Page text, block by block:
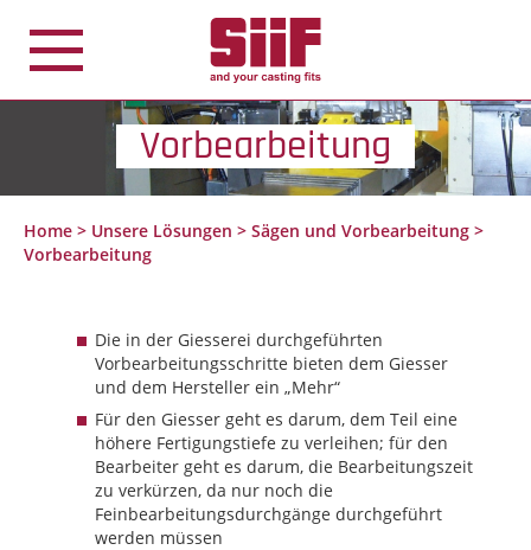
Vorbearbeitung
Home > Unsere Lösungen > Sägen und Vorbearbeitung >
Vorbearbeitung
Die in der Giesserei durchgeführten
Vorbearbeitungsschritte bieten dem Giesser
und dem Hersteller ein „Mehr“
Für den Giesser geht es darum, dem Teil eine
höhere Fertigungstiefe zu verleihen; für den
Bearbeiter geht es darum, die Bearbeitungszeit
zu verkürzen, da nur noch die
Feinbearbeitungsdurchgänge durchgeführt
werden müssen